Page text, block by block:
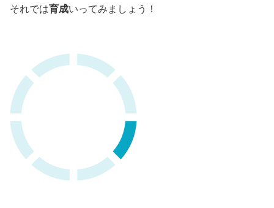
それでは育成いってみましょう！